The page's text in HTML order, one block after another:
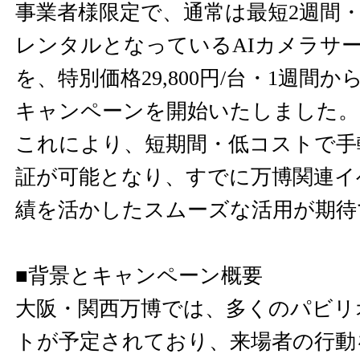
事業者様限定で、通常は最短2週間
レンタルとなっているAIカメラサ
を、特別価格29,800円/台・1週間か
キャンペーンを開始いたしました。
これにより、短期間・低コストで
証が可能となり、すでに万博関連
績を活かしたスムーズな活用が期
■背景とキャンペーン概要
大阪・関西万博では、多くのパビ
トが予定されており、来場者の行